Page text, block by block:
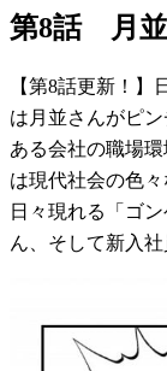
第8話 月並
【第8話更新！
は月並さんがピン
ある会社の職場
は現代社会の色
日々現れる「ゴ
ん、そして新入